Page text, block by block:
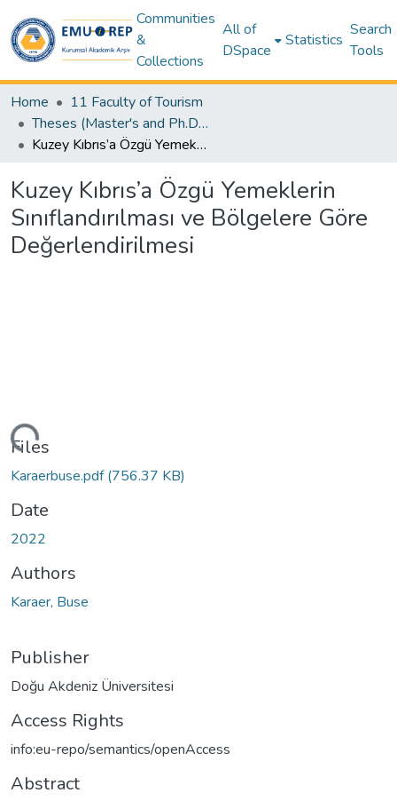
Communities
&
Collections
All of
DSpace
Statistics
Search
Tools
Home
11 Faculty of Tourism
Theses (Master's and Ph.D) - Tourism
Kuzey Kıbrıs’a Özgü Yemeklerin Sınıflandırılması ve Bölgelere Göre Değerlendirilmesi
Kuzey Kıbrıs’a Özgü Yemeklerin
Sınıflandırılması ve Bölgelere Göre
Değerlendirilmesi
Files
Karaerbuse.pdf(756.37 KB)
Date
2022
Authors
Karaer, Buse
Publisher
Doğu Akdeniz Üniversitesi
Access Rights
info:eu-repo/semantics/openAccess
Abstract